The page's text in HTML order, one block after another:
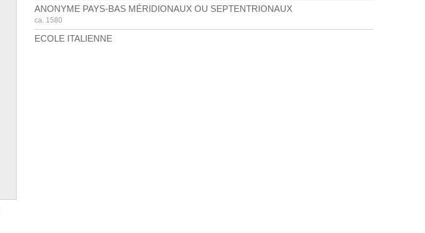
ANONYME PAYS-BAS MÉRIDIONAUX OU SEPTENTRIONAUX
ca. 1580
ECOLE ITALIENNE